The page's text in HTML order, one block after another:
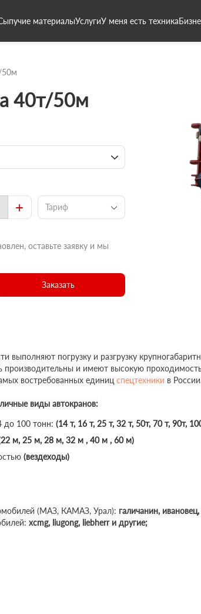
материалыУслугиУ меня есть техника
50м
40т/50м
+ Тариф
оставьте заявку и мы
Заказать
выполняют погрузку и разгрузку
производительны и имеют высокую
востребованных единиц спецтехники в
виды автокранов:
до 100 тонн: (14 т, 16 т, 25 т, 32 т, 50т, 70 т, 90т,
м, 25 м, 28 м, 32 м , 40 м , 60 м)
(вездеходы)
(МАЗ, КАМАЗ, Урал): галичанин,
xcmg, liugong, liebherr и другие;